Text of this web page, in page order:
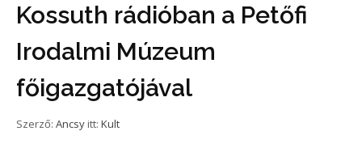
Kossuth rádióban a Petőfi
Irodalmi Múzeum
főigazgatójával
Szerző: Ancsy itt: Kult